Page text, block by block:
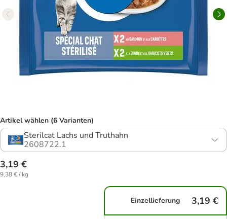
Artikel wählen (6 Varianten)
Sterilcat Lachs und Truthahn
2608722.1
3,19 €
9,38 € / kg
Einzellieferung 3,19 €